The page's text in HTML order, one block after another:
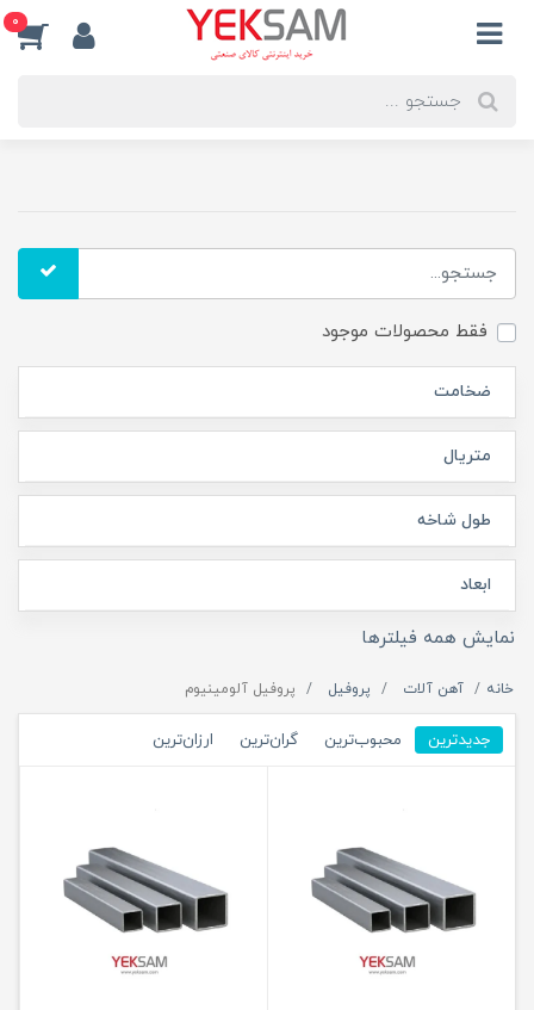
0
فقط محصولات موجود
ضخامت
متریال
طول شاخه
ابعاد
نمایش همه فیلترها
خانه آهن آلات پروفیل پروفیل آلومینیوم
جدیدترین محبوب‌ترین گران‌ترین ارزان‌ترین